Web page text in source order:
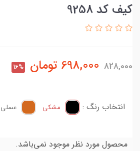
کیف کد 9258
828,000
698,000 تومان 16%
انتخاب رنگ : مشکی عسلی
محصول مورد نظر موجود نمی‌باشد.